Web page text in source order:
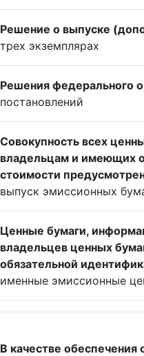
Решение о выпуске
трех экземплярах
Решения федерального
постановлений
Совокупность всех
владельцам и имеющих
стоимости
выпуск эмиссионных
Ценные бумаги,
владельцев ценных
обязательной
именные эмиссионные
В качестве